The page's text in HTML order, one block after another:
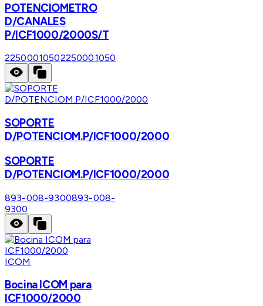
POTENCIOMETRO
D/CANALES
P/ICF1000/2000S/T
22500010502250001050
SOPORTE
D/POTENCIOM.P/ICF1000/2000
SOPORTE
D/POTENCIOM.P/ICF1000/2000
893-008-9300893-008-
9300
ICOM
Bocina ICOM para
ICF1000/2000